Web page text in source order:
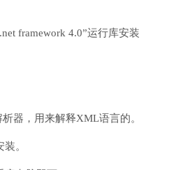
framework 4.0”运行库安装
器，用来解释XML语言的。
。